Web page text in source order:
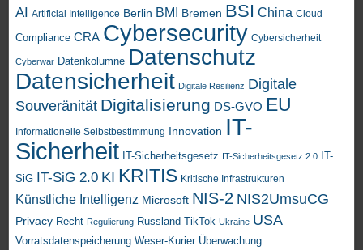
AI Artificial Intelligence Berlin BMI Bremen BSI China Cloud
Compliance CRA Cybersecurity Cybersicherheit
Cyberwar Datenkolumne Datenschutz
Datensicherheit Digitale Resilienz Digitale
Souveränität Digitalisierung DS-GVO EU
Informationelle Selbstbestimmung Innovation IT-
Sicherheit IT-Sicherheitsgesetz IT-Sicherheitsgesetz 2.0
IT-
SiG IT-SiG 2.0 KI KRITIS Kritische Infrastrukturen
Künstliche Intelligenz Microsoft NIS-2 NIS2UmsuCG
Privacy Recht Regulierung Russland TikTok Ukraine USA
Vorratsdatenspeicherung Weser-Kurier Überwachung